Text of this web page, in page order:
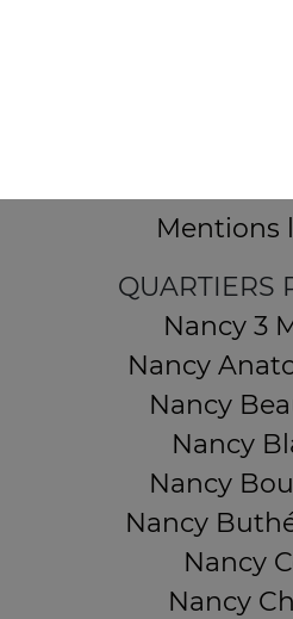
Mentions
QUARTIERS
Nancy 3
Nancy
Nancy
Nancy
Nancy
Nancy
Nancy
Nancy